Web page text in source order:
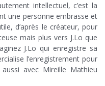
intellectuel, c’est la
une personne embrasse et
d’après le créateur, pour
mais plus vers J.Lo que
J.Lo qui enregistre sa
l’enregistrement pour
avec Mireille Mathieu